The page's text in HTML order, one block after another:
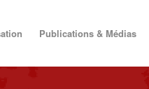
Publications & Médias